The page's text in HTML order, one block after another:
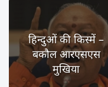
हिन्दुओं की किस्में –
बकौल आरएसएस
मुखिया